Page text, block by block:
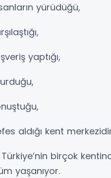
yürüdüğü,
yaptığı,
aldığı kent
birçok
yaşanıyor.